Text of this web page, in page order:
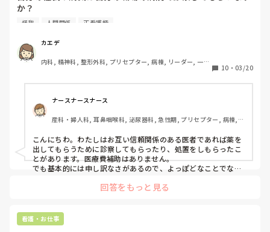
か？
で診察してもらってるようです。なんなら仕事時間に先生に
電話して処方を貰ってる人もいて、予約や待ち時間もなくて
楽で良さそうだなと思う反面、日々指示を貰ったりする医師
感もあります。
病院によっては医療費補助なんかも出るみたいですが、うち
はありません。医療費を次回のお給料から天引きできる程度
みなさんはどうされてますか？
怪我 人間関係 正看護師
カエデ
内科, 精神科, 整形外科, プリセプター, 病棟, リーダー, 一般
10 ・ 03/20
ナースナースナース
産科・婦人科, 耳鼻咽喉科, 泌尿器科, 急性期, プリセプター, 病棟,
こんにちわ。わたしはお互い信頼関係のある医者であれば薬を
出してもらうために診察してもらったり、処置をしもらったこ
とがあります。医療費補助はありません。
でも基本的には申し訳なさがあるので、よっぽどなことでない
回答をもっと見る
看護・お仕事